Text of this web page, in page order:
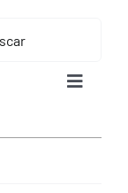
Toggle